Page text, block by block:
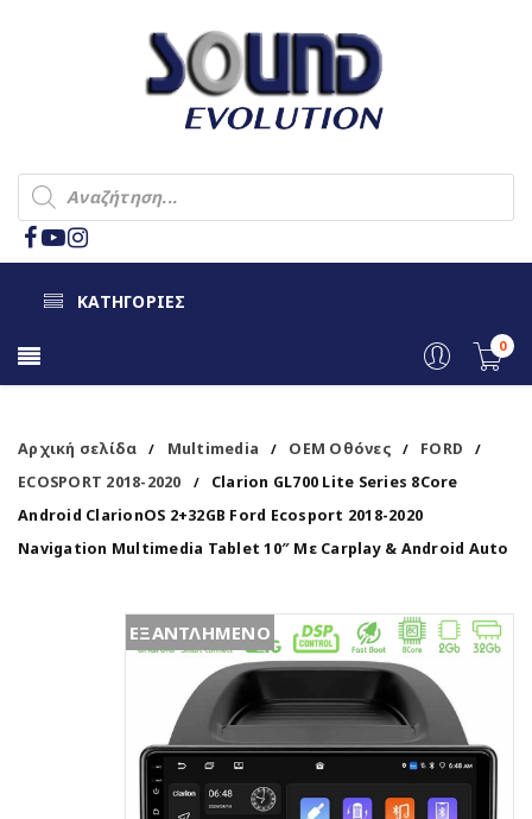
ΚΑΤΗΓΟΡΙΕΣ
0
Αρχική σελίδα / Multimedia / OEM Οθόνες / FORD /
ECOSPORT 2018-2020 /
Clarion GL700 Lite Series 8Core
Android ClarionOS 2+32GB Ford Ecosport 2018-2020
Navigation Multimedia Tablet 10″ Με Carplay & Android Auto
ΕΞΑΝΤΛΗΜΕΝΟ